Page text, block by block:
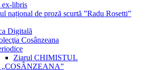
ex-libris
național de proză scurtă ”Radu Rosetti”
Digitală
Cosânzeana
Ziarul CHIMISTUL
„COSÂNZEANA”